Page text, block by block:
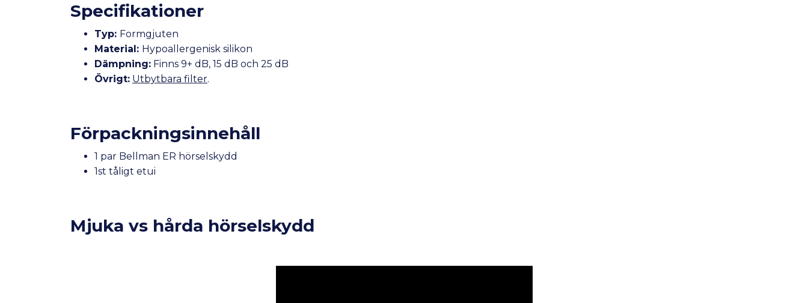
Specifikationer
Typ: Formgjuten
Material: Hypoallergenisk silikon
Dämpning: Finns 9+ dB, 15 dB och 25 dB
Övrigt: Utbytbara filter.
Förpackningsinnehåll
1 par Bellman ER hörselskydd
1st tåligt etui
Mjuka vs hårda hörselskydd